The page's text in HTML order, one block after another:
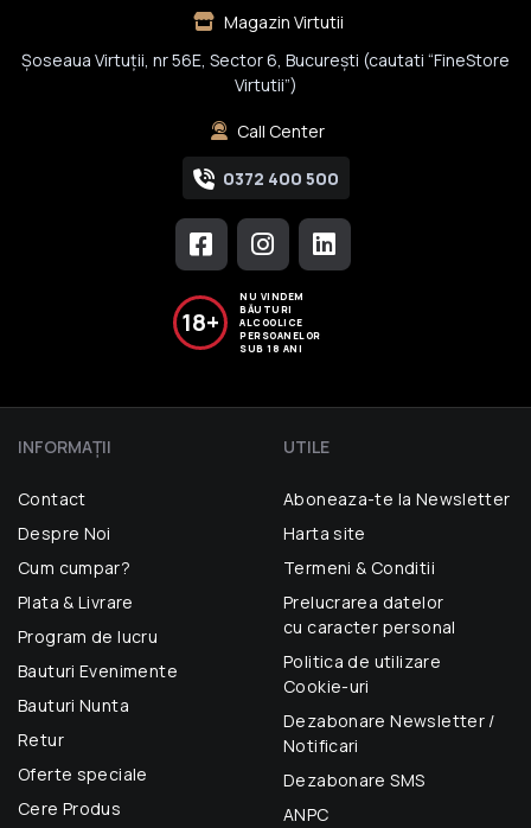
Magazin Virtutii
Șoseaua Virtuții, nr 56E, Sector 6, București (cautati “FineStore
Virtutii”)
Call Center
0372 400 500
18+
NU VINDEM
BĂUTURI
ALCOOLICE
PERSOANELOR
SUB 18 ANI
INFORMAŢII
Contact
Despre Noi
Cum cumpar?
Plata & Livrare
Program de lucru
Bauturi Evenimente
Bauturi Nunta
Retur
Oferte speciale
Cere Produs
UTILE
Aboneaza-te la Newsletter
Harta site
Termeni & Conditii
Prelucrarea datelor
cu caracter personal
Politica de utilizare
Cookie-uri
Dezabonare Newsletter /
Notificari
Dezabonare SMS
ANPC